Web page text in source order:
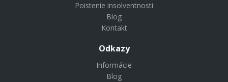
Poistenie insolventnosti
Blog
Kontakt
Odkazy
Informácie
Blog